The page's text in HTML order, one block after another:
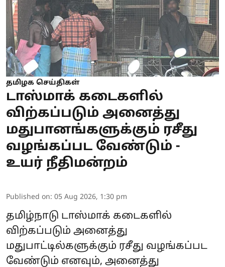
தமிழக செய்திகள்
டாஸ்மாக் கடைகளில்
விற்கப்படும் அனைத்து
மதுபானங்களுக்கும் ரசீது
வழங்கப்பட வேண்டும் -
உயர் நீதிமன்றம்
Published on: 05 Aug 2026, 1:30 pm
தமிழ்நாடு டாஸ்மாக் கடைகளில்
விற்கப்படும் அனைத்து
மதுபாட்டில்களுக்கும் ரசீது வழங்கப்பட
வேண்டும் எனவும், அனைத்து